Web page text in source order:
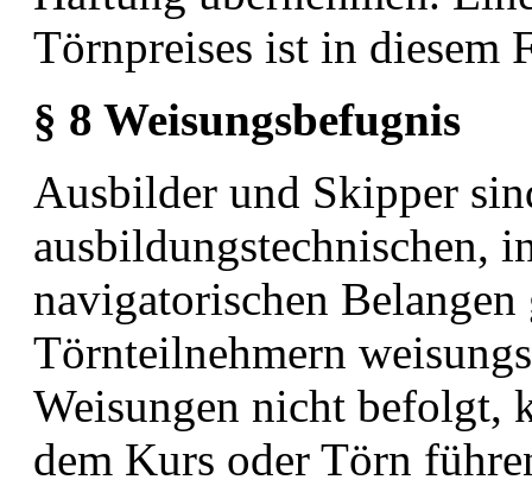
Törnpreises ist in diesem
§ 8 Weisungsbefugnis
Ausbilder und Skipper
ausbildungstechnischen,
navigatorischen
Törnteilnehmern
Weisungen nicht befolgt,
dem Kurs oder Törn